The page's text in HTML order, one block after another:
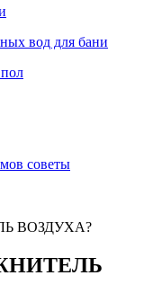
вод для бани
советы
ВОЗДУХА?